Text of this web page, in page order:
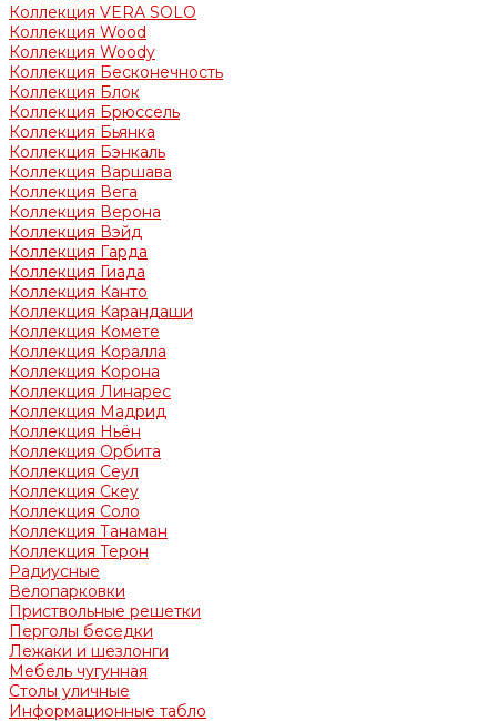
Коллекция VERA SOLO
Коллекция Wood
Коллекция Woody
Коллекция Бесконечность
Коллекция Блок
Коллекция Брюссель
Коллекция Бьянка
Коллекция Бэнкаль
Коллекция Варшава
Коллекция Вега
Коллекция Верона
Коллекция Вэйд
Коллекция Гарда
Коллекция Гиада
Коллекция Канто
Коллекция Карандаши
Коллекция Комете
Коллекция Коралла
Коллекция Корона
Коллекция Линарес
Коллекция Мадрид
Коллекция Ньён
Коллекция Орбита
Коллекция Сеул
Коллекция Скеу
Коллекция Соло
Коллекция Танаман
Коллекция Терон
Радиусные
Велопарковки
Приствольные решетки
Перголы беседки
Лежаки и шезлонги
Мебель чугунная
Столы уличные
Информационные табло